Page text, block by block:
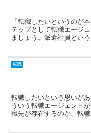
「転職したいというのが
テップとして転職エージ
ましょう。派遣社員とい
転職
転職したいという思いが
ういう転職エージェント
職先が存在するのか、転